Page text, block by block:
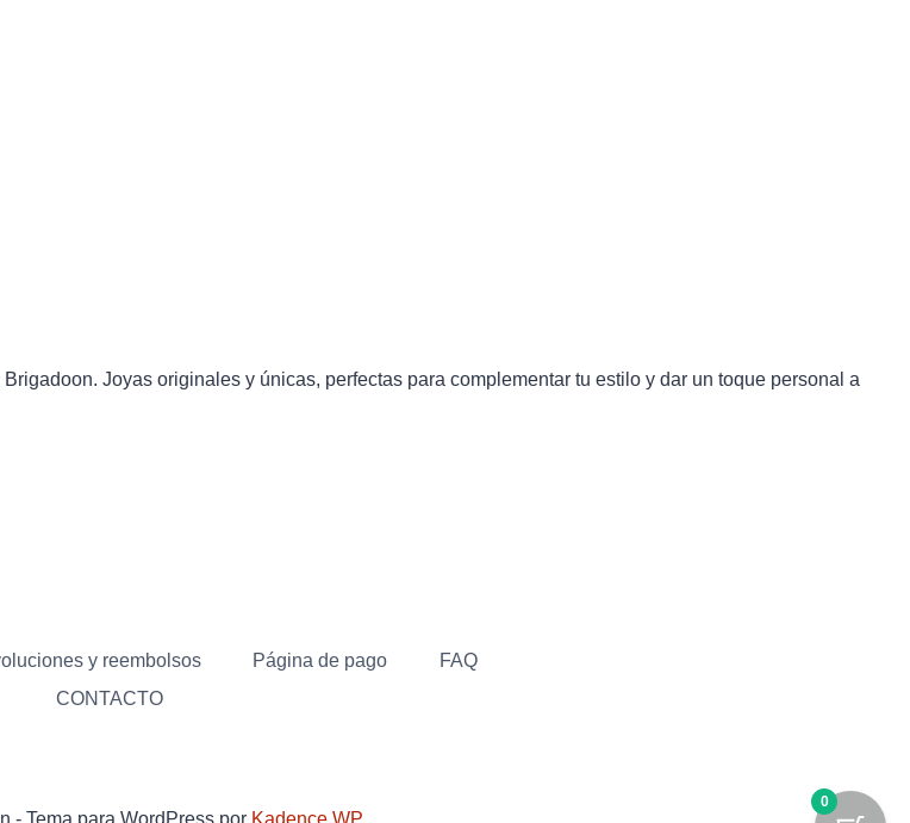
Joyas originales y únicas, perfectas para complementar tu estilo y dar un toque personal a
y reembolsos Página de pago
FAQ
CONTACTO
- Tema para WordPress por Kadence WP
0